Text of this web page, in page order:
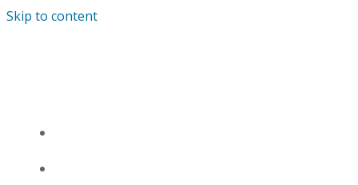
Skip to content